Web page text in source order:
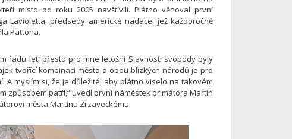
místo od roku 2005 navštívili. Plátno věnoval první
Lavioletta, předsedy americké nadace, jež každoročně
Pattona.
řadu let, přesto pro mne letošní Slavnosti svobody byly
tvořící kombinaci města a obou blízkých národů je pro
myslím si, že je důležité, aby plátno viselo na takovém
způsobem patří,“ uvedl první náměstek primátora Martin
města Martinu Zrzaveckému.